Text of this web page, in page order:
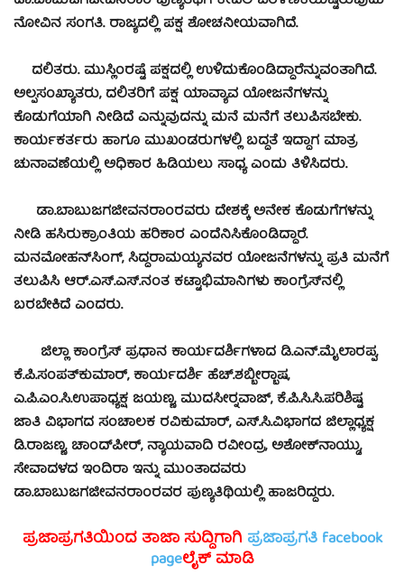
ನೋವಿನ ಸಂಗತಿ. ರಾಜ್ಯದಲ್ಲಿ ಪಕ್ಷ ಶೋಚನೀಯವಾಗಿದೆ.
ದಲಿತರು. ಮುಸ್ಲಿಂರಷ್ಟೆ ಪಕ್ಷದಲ್ಲಿ ಉಳಿದುಕೊಂಡಿದ್ದಾರೆನ್ನುವಂತಾಗಿದೆ.
ಅಲ್ಪಸಂಖ್ಯಾತರು, ದಲಿತರಿಗೆ ಪಕ್ಷ ಯಾವ್ಯಾವ ಯೋಜನೆಗಳನ್ನು
ಕೊಡುಗೆಯಾಗಿ ನೀಡಿದೆ ಎನ್ನುವುದನ್ನು ಮನೆ ಮನೆಗೆ ತಲುಪಿಸಬೇಕು.
ಕಾರ್ಯಕರ್ತರು ಹಾಗೂ ಮುಖಂಡರುಗಳಲ್ಲಿ ಬದ್ದತೆ ಇದ್ದಾಗ ಮಾತ್ರ
ಚುನಾವಣೆಯಲ್ಲಿ ಅಧಿಕಾರ ಹಿಡಿಯಲು ಸಾಧ್ಯ ಎಂದು ತಿಳಿಸಿದರು.
ಡಾ.ಬಾಬುಜಗಜೀವನರಾಂರವರು ದೇಶಕ್ಕೆ ಅನೇಕ ಕೊಡುಗೆಗಳನ್ನು
ನೀಡಿ ಹಸಿರುಕ್ರಾಂತಿಯ ಹರಿಕಾರ ಎಂದೆನಿಸಿಕೊಂಡಿದ್ದಾರೆ.
ಮನಮೋಹನ್‍ಸಿಂಗ್, ಸಿದ್ದರಾಮಯ್ಯನವರ ಯೋಜನೆಗಳನ್ನು ಪ್ರತಿ ಮನೆಗೆ
ತಲುಪಿಸಿ ಆರ್.ಎಸ್.ಎಸ್.ನಂತ ಕಟ್ಟಾಭಿಮಾನಿಗಳು ಕಾಂಗ್ರೆಸ್‍ನಲ್ಲಿ
ಬರಬೇಕಿದೆ ಎಂದರು.
ಜಿಲ್ಲಾ ಕಾಂಗ್ರೆಸ್ ಪ್ರಧಾನ ಕಾರ್ಯದರ್ಶಿಗಳಾದ ಡಿ.ಎನ್.ಮೈಲಾರಪ್ಪ,
ಕೆ.ಪಿ.ಸಂಪತ್‍ಕುಮಾರ್, ಕಾರ್ಯದರ್ಶಿ ಹೆಚ್.ಶಬ್ಬೀರ್‍ಭಾಷ,
ಎ.ಪಿ.ಎಂ.ಸಿ.ಉಪಾಧ್ಯಕ್ಷ ಜಯಣ್ಣ, ಮುದಸೀರ್‍ನವಾಜ್, ಕೆ.ಪಿ.ಸಿ.ಸಿ.ಪರಿಶಿಷ್ಟ
ಜಾತಿ ವಿಭಾಗದ ಸಂಚಾಲಕ ರವಿಕುಮಾರ್, ಎಸ್.ಸಿ.ವಿಭಾಗದ ಜಿಲ್ಲಾಧ್ಯಕ್ಷ
ಡಿ.ರಾಜಣ್ಣ, ಚಾಂದ್‍ಪೀರ್, ನ್ಯಾಯವಾದಿ ರವೀಂದ್ರ, ಅಶೋಕ್‍ನಾಯ್ಡು,
ಸೇವಾದಳದ ಇಂದಿರಾ ಇನ್ನು ಮುಂತಾದವರು
ಡಾ.ಬಾಬುಜಗಜೀವನರಾಂರವರ ಪುಣ್ಯತಿಥಿಯಲ್ಲಿ ಹಾಜರಿದ್ದರು.
ಪ್ರಜಾಪ್ರಗತಿಯಿಂದ ತಾಜಾ ಸುದ್ದಿಗಾಗಿ ಪ್ರಜಾಪ್ರಗತಿ facebook
pageಲೈಕ್ ಮಾಡಿ